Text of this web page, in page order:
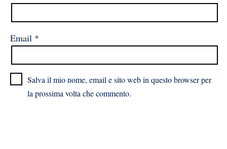
Email *
Salva il mio nome, email e sito web in questo browser per
la prossima volta che commento.